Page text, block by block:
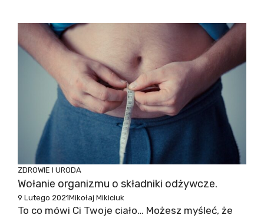
ZDROWIE I URODA
Wołanie organizmu o składniki odżywcze.
9 Lutego 2021Mikołaj Mikiciuk
To co mówi Ci Twoje ciało… Możesz myśleć, że